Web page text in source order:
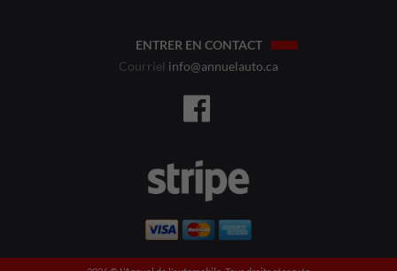
ENTRER EN CONTACT
Courriel info@annuelauto.ca